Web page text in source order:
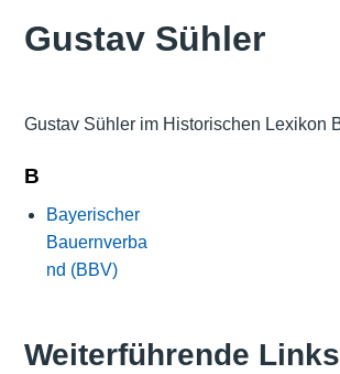
Gustav Sühler
Gustav Sühler im Historischen Lexikon
B
Bayerischer
Bauernverba
nd (BBV)
Weiterführende Links